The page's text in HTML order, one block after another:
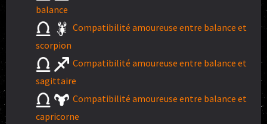
balance
Compatibilité amoureuse entre balance et
scorpion
Compatibilité amoureuse entre balance et
sagittaire
Compatibilité amoureuse entre balance et
capricorne